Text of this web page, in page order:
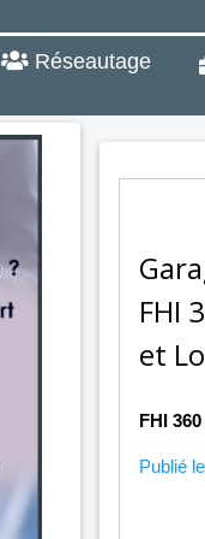
Réseautage
FHI
et
FHI 360
Publié